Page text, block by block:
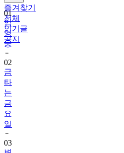
즐겨찾기
전체
인기글
공지
01
임
영
웅
02
금
타
는
금
요
일
03